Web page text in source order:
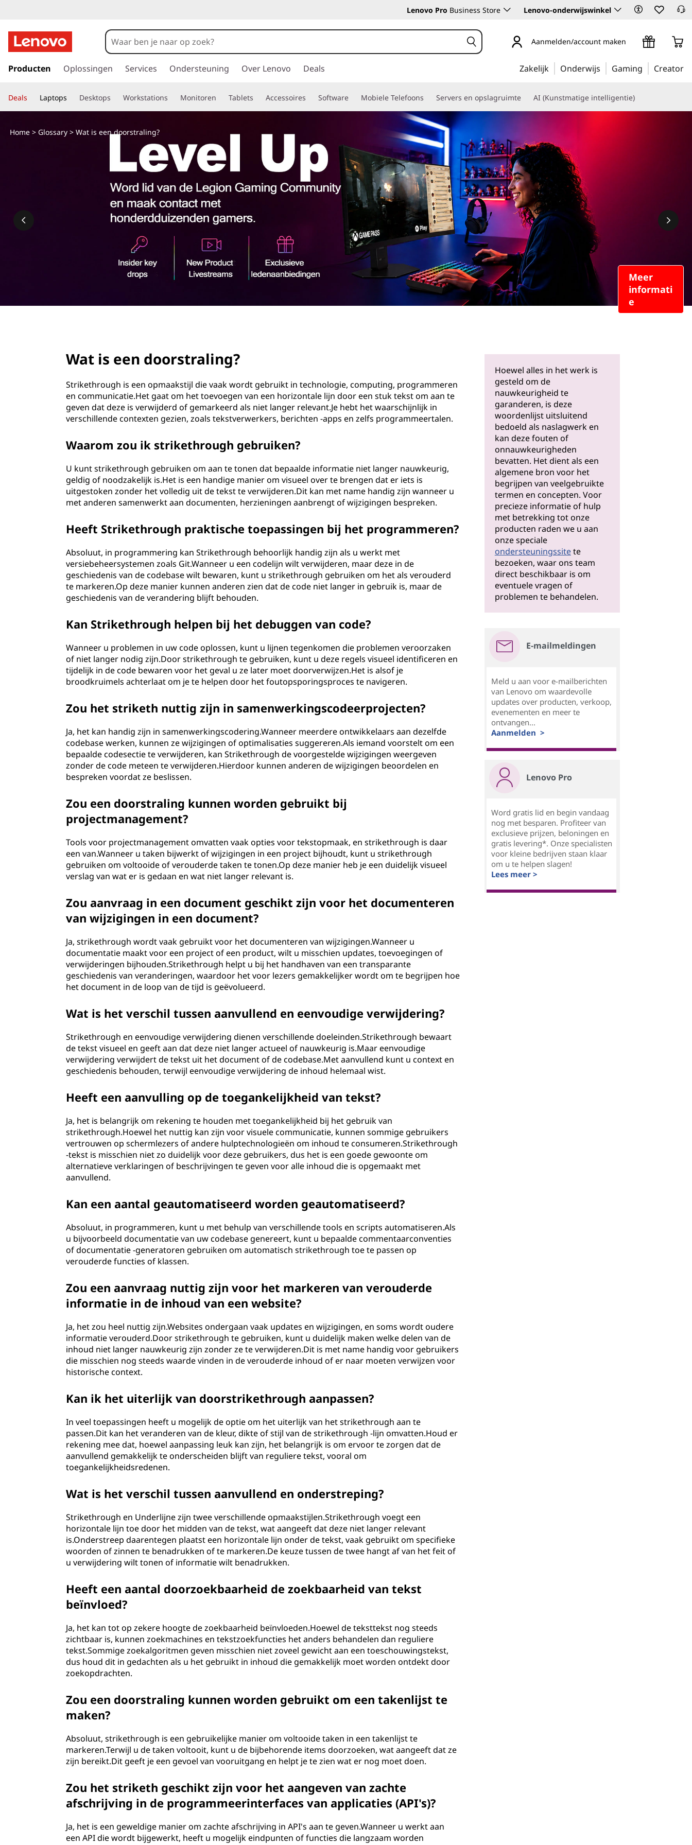
Lenovo Pro Business Store Lenovo-onderwijswinkel
a
a
r
e
Aanmelden/account maken
Producten Oplossingen Services Ondersteuning Over Lenovo Deals Zakelijk Onderwijs Gaming Creator
Deals Laptops Desktops Workstations Monitoren Tablets Accessoires Software Mobiele Telefoons Servers en opslagruimte AI (Kunstmatige intelligentie)
Meer
informati
e
Home> Glossary> Wat is een doorstraling?
Wat is een doorstraling?
Strikethrough is een opmaakstijl die vaak wordt gebruikt in technologie, computing, programmeren
en communicatie.Het gaat om het toevoegen van een horizontale lijn door een stuk tekst om aan te
geven dat deze is verwijderd of gemarkeerd als niet langer relevant.Je hebt het waarschijnlijk in
verschillende contexten gezien, zoals tekstverwerkers, berichten -apps en zelfs programmeertalen.
Waarom zou ik strikethrough gebruiken?
U kunt strikethrough gebruiken om aan te tonen dat bepaalde informatie niet langer nauwkeurig,
geldig of noodzakelijk is.Het is een handige manier om visueel over te brengen dat er iets is
uitgestoken zonder het volledig uit de tekst te verwijderen.Dit kan met name handig zijn wanneer u
met anderen samenwerkt aan documenten, herzieningen aanbrengt of wijzigingen bespreken.
Heeft Strikethrough praktische toepassingen bij het programmeren?
Absoluut, in programmering kan Strikethrough behoorlijk handig zijn als u werkt met
versiebeheersystemen zoals Git.Wanneer u een codelijn wilt verwijderen, maar deze in de
geschiedenis van de codebase wilt bewaren, kunt u strikethrough gebruiken om het als verouderd
te markeren.Op deze manier kunnen anderen zien dat de code niet langer in gebruik is, maar de
geschiedenis van de verandering blijft behouden.
Kan Strikethrough helpen bij het debuggen van code?
Wanneer u problemen in uw code oplossen, kunt u lijnen tegenkomen die problemen veroorzaken
of niet langer nodig zijn.Door strikethrough te gebruiken, kunt u deze regels visueel identificeren en
tijdelijk in de code bewaren voor het geval u ze later moet doorverwijzen.Het is alsof je
broodkruimels achterlaat om je te helpen door het foutopsporingsproces te navigeren.
Zou het striketh nuttig zijn in samenwerkingscodeerprojecten?
Ja, het kan handig zijn in samenwerkingscodering.Wanneer meerdere ontwikkelaars aan dezelfde
codebase werken, kunnen ze wijzigingen of optimalisaties suggereren.Als iemand voorstelt om een ​​
bepaalde codesectie te verwijderen, kan Strikethrough de voorgestelde wijzigingen weergeven
zonder de code meteen te verwijderen.Hierdoor kunnen anderen de wijzigingen beoordelen en
bespreken voordat ze beslissen.
Zou een doorstraling kunnen worden gebruikt bij
projectmanagement?
Tools voor projectmanagement omvatten vaak opties voor tekstopmaak, en strikethrough is daar
een van.Wanneer u taken bijwerkt of wijzigingen in een project bijhoudt, kunt u strikethrough
gebruiken om voltooide of verouderde taken te tonen.Op deze manier heb je een duidelijk visueel
verslag van wat er is gedaan en wat niet langer relevant is.
Zou aanvraag in een document geschikt zijn voor het documenteren
van wijzigingen in een document?
Ja, strikethrough wordt vaak gebruikt voor het documenteren van wijzigingen.Wanneer u
documentatie maakt voor een project of een product, wilt u misschien updates, toevoegingen of
verwijderingen bijhouden.Strikethrough helpt u bij het handhaven van een transparante
geschiedenis van veranderingen, waardoor het voor lezers gemakkelijker wordt om te begrijpen hoe
het document in de loop van de tijd is geëvolueerd.
Wat is het verschil tussen aanvullend en eenvoudige verwijdering?
Strikethrough en eenvoudige verwijdering dienen verschillende doeleinden.Strikethrough bewaart
de tekst visueel en geeft aan dat deze niet langer actueel of nauwkeurig is.Maar eenvoudige
verwijdering verwijdert de tekst uit het document of de codebase.Met aanvullend kunt u context en
geschiedenis behouden, terwijl eenvoudige verwijdering de inhoud helemaal wist.
Heeft een aanvulling op de toegankelijkheid van tekst?
Ja, het is belangrijk om rekening te houden met toegankelijkheid bij het gebruik van
strikethrough.Hoewel het nuttig kan zijn voor visuele communicatie, kunnen sommige gebruikers
vertrouwen op schermlezers of andere hulptechnologieën om inhoud te consumeren.Strikethrough
-tekst is misschien niet zo duidelijk voor deze gebruikers, dus het is een goede gewoonte om
alternatieve verklaringen of beschrijvingen te geven voor alle inhoud die is opgemaakt met
aanvullend.
Kan een aantal geautomatiseerd worden geautomatiseerd?
Absoluut, in programmeren, kunt u met behulp van verschillende tools en scripts automatiseren.Als
u bijvoorbeeld documentatie van uw codebase genereert, kunt u bepaalde commentaarconventies
of documentatie -generatoren gebruiken om automatisch strikethrough toe te passen op
verouderde functies of klassen.
Zou een aanvraag nuttig zijn voor het markeren van verouderde
informatie in de inhoud van een website?
Ja, het zou heel nuttig zijn.Websites ondergaan vaak updates en wijzigingen, en soms wordt oudere
informatie verouderd.Door strikethrough te gebruiken, kunt u duidelijk maken welke delen van de
inhoud niet langer nauwkeurig zijn zonder ze te verwijderen.Dit is met name handig voor gebruikers
die misschien nog steeds waarde vinden in de verouderde inhoud of er naar moeten verwijzen voor
historische context.
Kan ik het uiterlijk van doorstrikethrough aanpassen?
In veel toepassingen heeft u mogelijk de optie om het uiterlijk van het strikethrough aan te
passen.Dit kan het veranderen van de kleur, dikte of stijl van de strikethrough -lijn omvatten.Houd er
rekening mee dat, hoewel aanpassing leuk kan zijn, het belangrijk is om ervoor te zorgen dat de
aanvullend gemakkelijk te onderscheiden blijft van reguliere tekst, vooral om
toegankelijkheidsredenen.
Wat is het verschil tussen aanvullend en onderstreping?
Strikethrough en Underlijne zijn twee verschillende opmaakstijlen.Strikethrough voegt een
horizontale lijn toe door het midden van de tekst, wat aangeeft dat deze niet langer relevant
is.Onderstreep daarentegen plaatst een horizontale lijn onder de tekst, vaak gebruikt om specifieke
woorden of zinnen te benadrukken of te markeren.De keuze tussen de twee hangt af van het feit of
u verwijdering wilt tonen of informatie wilt benadrukken.
Heeft een aantal doorzoekbaarheid de zoekbaarheid van tekst
beïnvloed?
Ja, het kan tot op zekere hoogte de zoekbaarheid beïnvloeden.Hoewel de teksttekst nog steeds
zichtbaar is, kunnen zoekmachines en tekstzoekfuncties het anders behandelen dan reguliere
tekst.Sommige zoekalgoritmen geven misschien niet zoveel gewicht aan een toeschouwingstekst,
dus houd dit in gedachten als u het gebruikt in inhoud die gemakkelijk moet worden ontdekt door
zoekopdrachten.
Zou een doorstraling kunnen worden gebruikt om een ​​takenlijst te
maken?
Absoluut, strikethrough is een gebruikelijke manier om voltooide taken in een takenlijst te
markeren.Terwijl u de taken voltooit, kunt u de bijbehorende items doorzoeken, wat aangeeft dat ze
zijn bereikt.Dit geeft je een gevoel van vooruitgang en helpt je te zien wat er nog moet doen.
Zou het striketh geschikt zijn voor het aangeven van zachte
afschrijving in de programmeerinterfaces van applicaties (API's)?
Ja, het is een geweldige manier om zachte afschrijving in API's aan te geven.Wanneer u werkt aan
een API die wordt bijgewerkt, heeft u mogelijk eindpunten of functies die langzaam worden
Hoewel alles in het werk is
gesteld om de
nauwkeurigheid te
garanderen, is deze
woordenlijst uitsluitend
bedoeld als naslagwerk en
kan deze fouten of
onnauwkeurigheden
bevatten. Het dient als een
algemene bron voor het
begrijpen van veelgebruikte
termen en concepten. Voor
precieze informatie of hulp
met betrekking tot onze
producten raden we u aan
onze speciale
ondersteuningssitete
bezoeken, waar ons team
direct beschikbaar is om
eventuele vragen of
problemen te behandelen.
E-mailmeldingen
Meld u aan voor e-mailberichten
van Lenovo om waardevolle
updates over producten, verkoop,
evenementen en meer te
ontvangen...
Aanmelden >
Lenovo Pro
Word gratis lid en begin vandaag
nog met besparen. Profiteer van
exclusieve prijzen, beloningen en
gratis levering*. Onze specialisten
voor kleine bedrijven staan klaar
om u te helpen slagen!
Lees meer >